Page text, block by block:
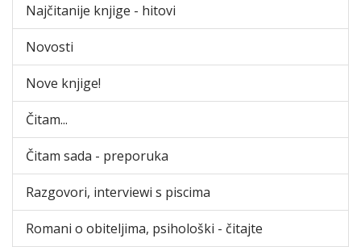
Najčitanije knjige - hitovi
Novosti
Nove knjige!
Čitam...
Čitam sada - preporuka
Razgovori, interviewi s piscima
Romani o obiteljima, psihološki - čitajte